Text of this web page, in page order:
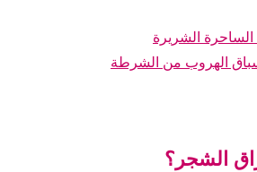
الشريرة
الهروب من الشرطة
الشجر؟